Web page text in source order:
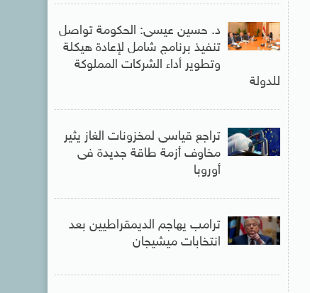
د. حسين عيسى: الحكومة تواصل
تنفيذ برنامج شامل لإعادة هيكلة
وتطوير أداء الشركات المملوكة
للدولة
تراجع قياسى لمخزونات الغاز يثير
مخاوف أزمة طاقة جديدة فى
أوروبا
ترامب يهاجم الديمقراطيين بعد
انتخابات ميشيجان